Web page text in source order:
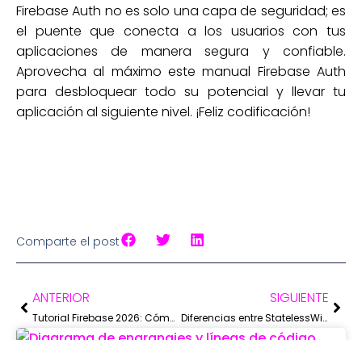
Firebase Auth no es solo una capa de seguridad; es
el puente que conecta a los usuarios con tus
aplicaciones de manera segura y confiable.
Aprovecha al máximo este manual Firebase Auth
para desbloquear todo su potencial y llevar tu
aplicación al siguiente nivel. ¡Feliz codificación!
Comparte el post
ANTERIOR
Tutorial Firebase 2026: Cómo configurar tu proyecto desde cero (Guía paso a paso)
SIGUIENTE
Diferencias entre StatelessWidget y StatefulWidget en Flutter